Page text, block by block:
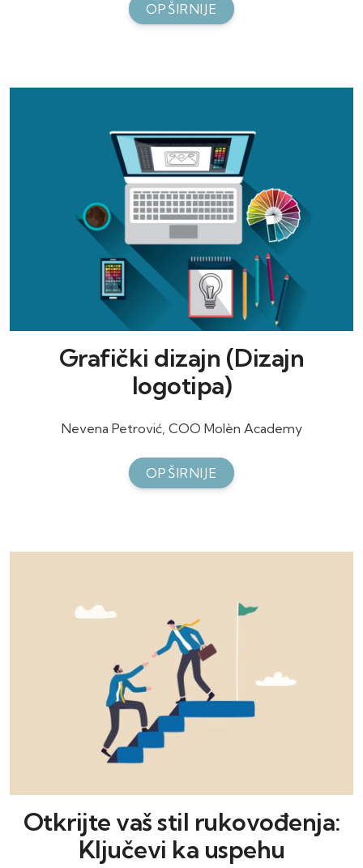
OPŠIRNIJE
Grafički dizajn (Dizajn
logotipa)
Nevena Petrović, COO Molèn Academy
OPŠIRNIJE
Otkrijte vaš stil rukovođenja:
Ključevi ka uspehu